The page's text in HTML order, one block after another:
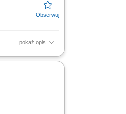
pokaż opis
stanów